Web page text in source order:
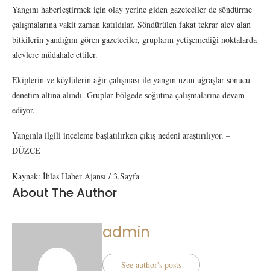
Yangını haberleştirmek için olay yerine giden gazeteciler de söndürme
çalışmalarına vakit zaman katıldılar. Söndürülen fakat tekrar alev alan
bitkilerin yandığını gören gazeteciler, grupların yetişemediği noktalarda
alevlere müdahale ettiler.
Ekiplerin ve köylülerin ağır çalışması ile yangın uzun uğraşlar sonucu
denetim altına alındı. Gruplar bölgede soğutma çalışmalarına devam
ediyor.
Yangınla ilgili inceleme başlatılırken çıkış nedeni araştırılıyor. –
DÜZCE
Kaynak: İhlas Haber Ajansı / 3.Sayfa
About The Author
admin
See author's posts